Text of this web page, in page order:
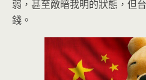
弱，甚至敵暗我明的狀態，但
錢。